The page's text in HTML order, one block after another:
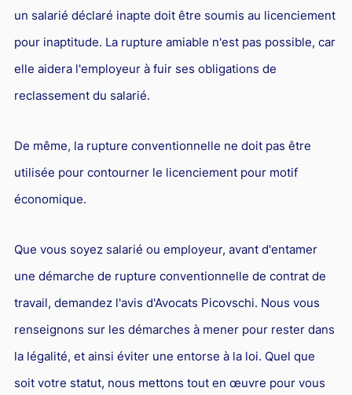
un salarié déclaré inapte doit être soumis au licenciement
pour inaptitude. La rupture amiable n'est pas possible, car
elle aidera l'employeur à fuir ses obligations de
reclassement du salarié.
De même, la rupture conventionnelle ne doit pas être
utilisée pour contourner le licenciement pour motif
économique.
Que vous soyez salarié ou employeur, avant d'entamer
une démarche de rupture conventionnelle de contrat de
travail, demandez l'avis d'Avocats Picovschi. Nous vous
renseignons sur les démarches à mener pour rester dans
la légalité, et ainsi éviter une entorse à la loi. Quel que
soit votre statut, nous mettons tout en œuvre pour vous